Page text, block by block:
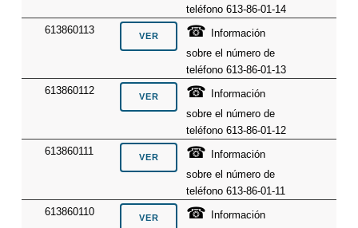
teléfono 613-86-01-14
613860113
☎
Información
sobre el número de
teléfono 613-86-01-13
613860112
☎
Información
sobre el número de
teléfono 613-86-01-12
613860111
☎
Información
sobre el número de
teléfono 613-86-01-11
613860110
☎
Información